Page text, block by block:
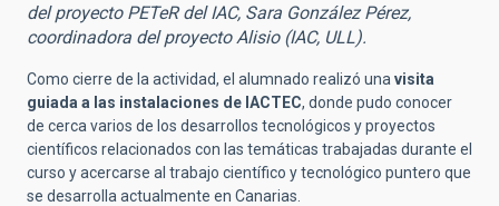
del proyecto PETeR del IAC, Sara González Pérez,
coordinadora del proyecto Alisio (IAC, ULL).
Como cierre de la actividad, el alumnado realizó una visita
guiada a las instalaciones de IACTEC, donde pudo conocer
de cerca varios de los desarrollos tecnológicos y proyectos
científicos relacionados con las temáticas trabajadas durante el
curso y acercarse al trabajo científico y tecnológico puntero que
se desarrolla actualmente en Canarias.